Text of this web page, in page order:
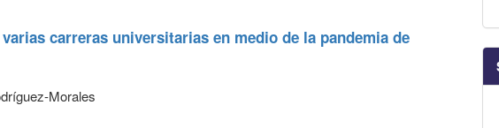
carreras universitarias en medio de la pandemia de
Morales